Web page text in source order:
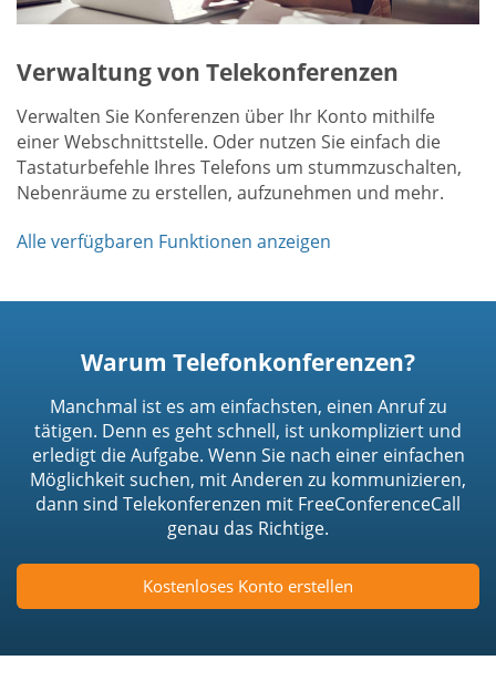
Verwaltung von Telekonferenzen
Verwalten Sie Konferenzen über Ihr Konto mithilfe
einer Webschnittstelle. Oder nutzen Sie einfach die
Tastaturbefehle Ihres Telefons um stummzuschalten,
Nebenräume zu erstellen, aufzunehmen und mehr.
Alle verfügbaren Funktionen anzeigen
Warum Telefonkonferenzen?
Manchmal ist es am einfachsten, einen Anruf zu
tätigen. Denn es geht schnell, ist unkompliziert und
erledigt die Aufgabe. Wenn Sie nach einer einfachen
Möglichkeit suchen, mit Anderen zu kommunizieren,
dann sind Telekonferenzen mit FreeConferenceCall
genau das Richtige.
Kostenloses Konto erstellen